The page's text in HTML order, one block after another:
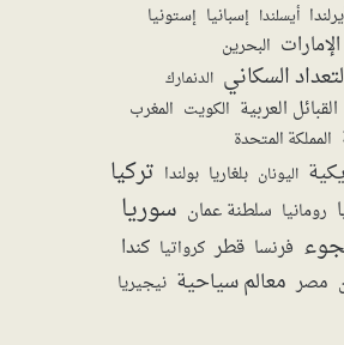
أيسلندا إسبانيا إستونيا
الإمارات البحرين
السكاني الدنمارك
القبائل العربية الكويت المغرب
المملكة المتحدة
اليونان بلغاريا بولندا تركيا
رومانيا سلطنة عمان سوريا
فرنسا قطر كرواتيا كندا
مصر معالم سياحية نيجيريا